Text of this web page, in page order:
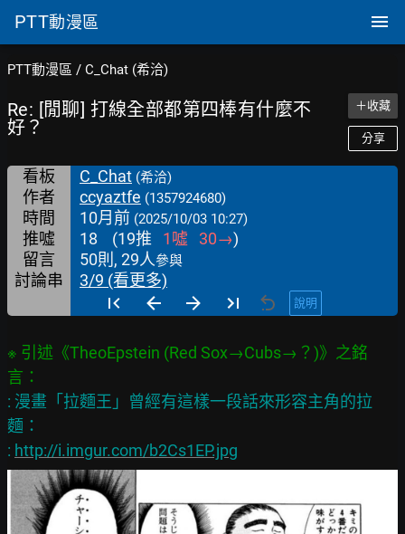
PTT動漫區
PTT動漫區 / C_Chat (希洽)
Re: [閒聊] 打線全部都第四棒有什麼不
好？
＋收藏
分享
看板 C_Chat (希洽)
作者 ccyaztfe (1357924680)
時間 10月前 (2025/10/03 10:27)
推噓 18 (19推 1噓 30→)
留言
50則, 29人參與
討論串 3/9 (看更多)
說明
※ 引述《TheoEpstein (Red Sox→Cubs→？)》之銘
: 漫畫「拉麵王」曾經有這樣一段話來形容主角的拉
麵：
: http://i.imgur.com/b2Cs1EP.jpg